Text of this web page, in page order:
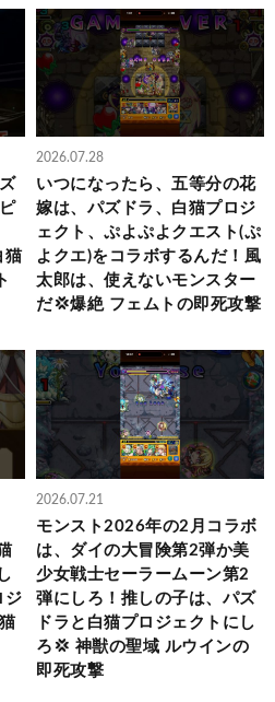
猫
2026.07.28
いつになったら、五等分の花
嫁は、パズドラ、白猫プロジ
ェクト、ぷよぷよクエスト(ぷ
よクエ)をコラボするんだ！風
太郎は、使えないモンスター
だ💢爆絶 フェムトの即死攻撃
ジ
2026.07.21
モンスト2026年の2月コラボ
は、ダイの大冒険第2弾か美
少女戦士セーラームーン第2
弾にしろ！推しの子は、パズ
ドラと白猫プロジェクトにし
ろ💢 神獣の聖域 ルウインの
即死攻撃